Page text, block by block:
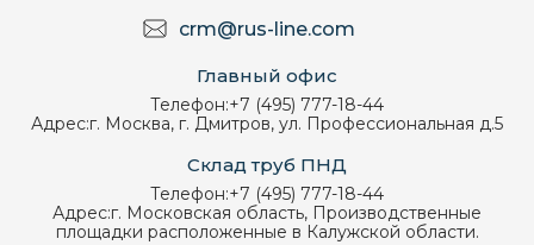
crm@rus-line.com
Главный офис
Телефон:+7 (495) 777-18-44
Адрес:г. Москва, г. Дмитров, ул. Профессиональная д.5
Склад труб ПНД
Телефон:+7 (495) 777-18-44
Адрес:г. Московская область, Производственные
площадки расположенные в Калужской области.